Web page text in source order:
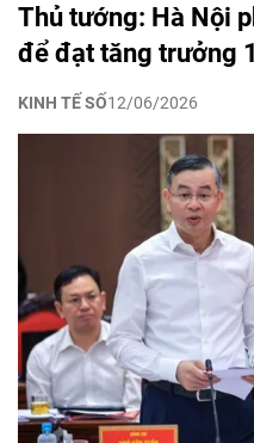
Thủ tướng: Hà Nội
để đạt tăng trưởng
KINH TẾ SỐ12/06/2026